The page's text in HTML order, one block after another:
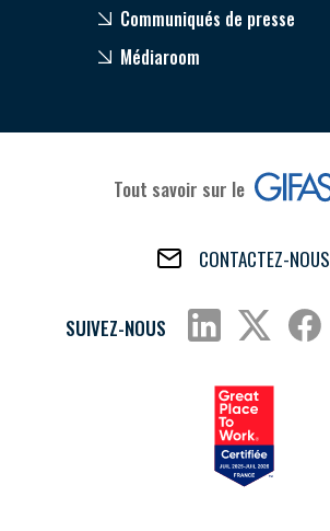
Communiqués de presse
Médiaroom
Tout savoir sur le
CONTACTEZ-NOUS
SUIVEZ-NOUS